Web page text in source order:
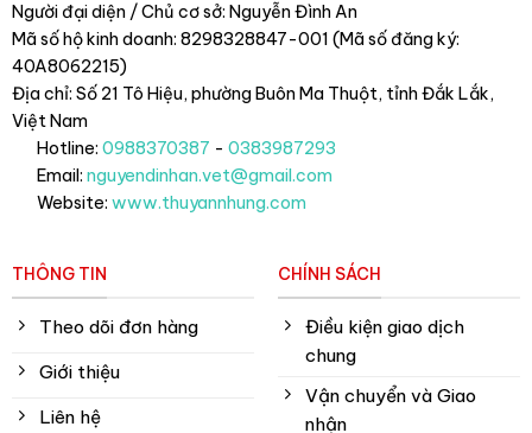
Người đại diện / Chủ cơ sở: Nguyễn Đình An
Mã số hộ kinh doanh: 8298328847-001 (Mã số đăng ký:
40A8062215)
Địa chỉ: Số 21 Tô Hiệu, phường Buôn Ma Thuột, tỉnh Đắk Lắk,
Việt Nam
Hotline: 0988370387 - 0383987293
Email: nguyendinhan.vet@gmail.com
Website: www.thuyannhung.com
THÔNG TIN
Theo dõi đơn hàng
Giới thiệu
Liên hệ
CHÍNH SÁCH
Điều kiện giao dịch
chung
Vận chuyển và Giao
nhận